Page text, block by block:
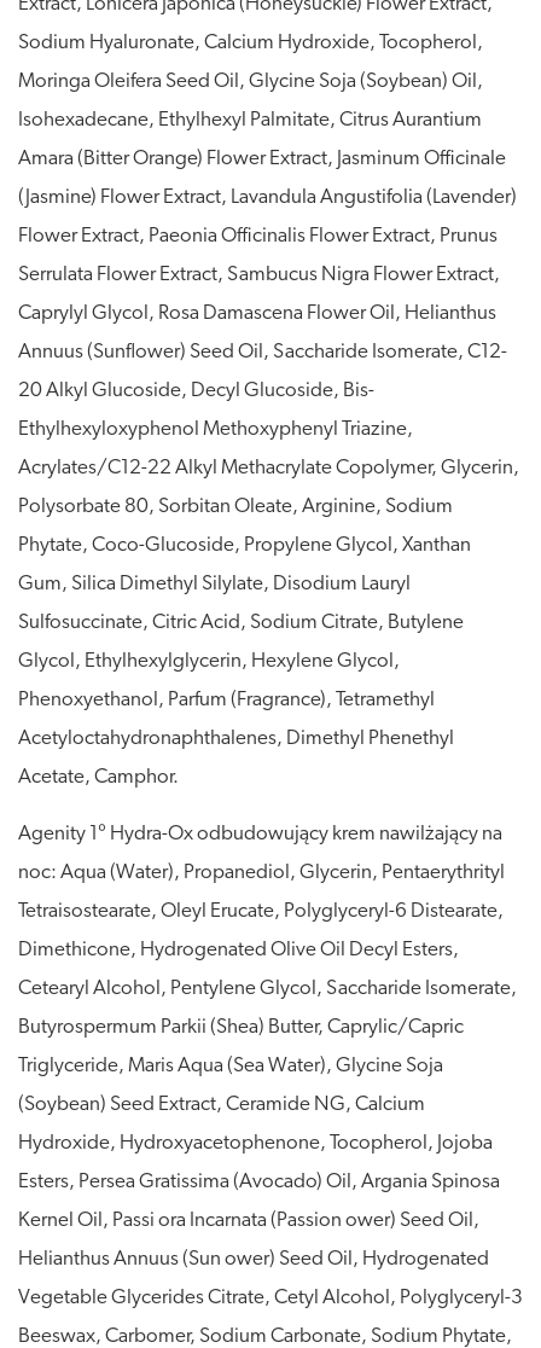
Sodium Hyaluronate, Calcium Hydroxide, Tocopherol,
Moringa Oleifera Seed Oil, Glycine Soja (Soybean) Oil,
Isohexadecane, Ethylhexyl Palmitate, Citrus Aurantium
Amara (Bitter Orange) Flower Extract, Jasminum Officinale
(Jasmine) Flower Extract, Lavandula Angustifolia (Lavender)
Flower Extract, Paeonia Officinalis Flower Extract, Prunus
Serrulata Flower Extract, Sambucus Nigra Flower Extract,
Caprylyl Glycol, Rosa Damascena Flower Oil, Helianthus
Annuus (Sunflower) Seed Oil, Saccharide Isomerate, C12-
20 Alkyl Glucoside, Decyl Glucoside, Bis-
Ethylhexyloxyphenol Methoxyphenyl Triazine,
Acrylates/C12-22 Alkyl Methacrylate Copolymer, Glycerin,
Polysorbate 80, Sorbitan Oleate, Arginine, Sodium
Phytate, Coco-Glucoside, Propylene Glycol, Xanthan
Gum, Silica Dimethyl Silylate, Disodium Lauryl
Sulfosuccinate, Citric Acid, Sodium Citrate, Butylene
Glycol, Ethylhexylglycerin, Hexylene Glycol,
Phenoxyethanol, Parfum (Fragrance), Tetramethyl
Acetyloctahydronaphthalenes, Dimethyl Phenethyl
Acetate, Camphor.
Agenity 1° Hydra-Ox odbudowujący krem nawilżający na
noc: Aqua (Water), Propanediol, Glycerin, Pentaerythrityl
Tetraisostearate, Oleyl Erucate, Polyglyceryl-6 Distearate,
Dimethicone, Hydrogenated Olive Oil Decyl Esters,
Cetearyl Alcohol, Pentylene Glycol, Saccharide Isomerate,
Butyrospermum Parkii (Shea) Butter, Caprylic/Capric
Triglyceride, Maris Aqua (Sea Water), Glycine Soja
(Soybean) Seed Extract, Ceramide NG, Calcium
Hydroxide, Hydroxyacetophenone, Tocopherol, Jojoba
Esters, Persea Gratissima (Avocado) Oil, Argania Spinosa
Kernel Oil, Passi ora Incarnata (Passion ower) Seed Oil,
Helianthus Annuus (Sun ower) Seed Oil, Hydrogenated
Vegetable Glycerides Citrate, Cetyl Alcohol, Polyglyceryl-3
Beeswax, Carbomer, Sodium Carbonate, Sodium Phytate,